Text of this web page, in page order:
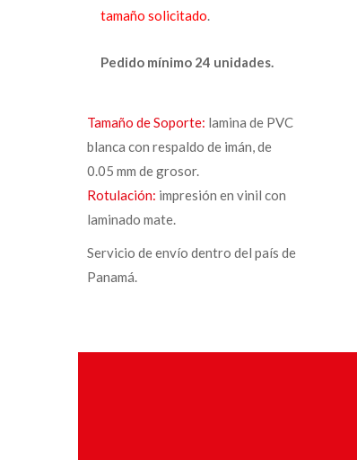
tamaño solicitado.
Pedido mínimo 24 unidades.
Tamaño de Soporte: lamina de PVC
blanca con respaldo de imán, de
0.05 mm de grosor.
Rotulación: impresión en vinil con
laminado mate.
Servicio de envío dentro del país de
Panamá.